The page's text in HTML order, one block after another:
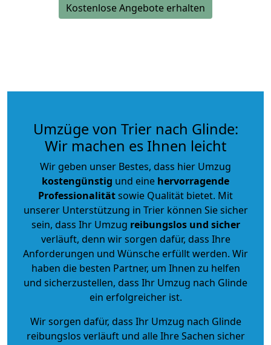
Kostenlose Angebote erhalten
Umzüge von Trier nach Glinde:
Wir machen es Ihnen leicht
Wir geben unser Bestes, dass hier Umzug
kostengünstig und eine hervorragende
Professionalitätsowie Qualität bietet. Mit
unserer Unterstützung in Trier können Sie sicher
sein, dass Ihr Umzug reibungslos und sicher
verläuft, denn wir sorgen dafür, dass Ihre
Anforderungen und Wünsche erfüllt werden. Wir
haben die besten Partner, um Ihnen zu helfen
und sicherzustellen, dass Ihr Umzug nach Glinde
ein erfolgreicher ist.
Wir sorgen dafür, dass Ihr Umzug nach Glinde
reibungslos verläuft und alle Ihre Sachen sicher